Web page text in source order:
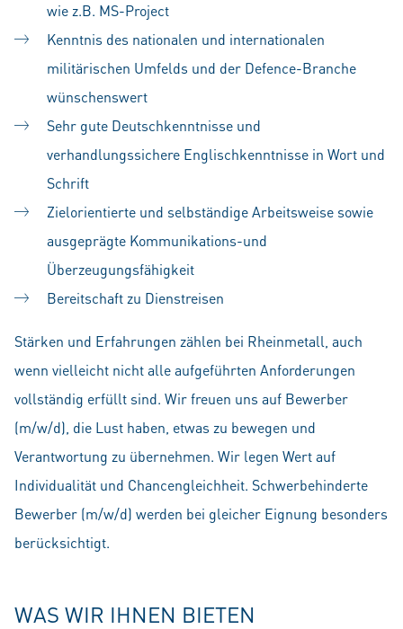
wie z.B. MS-Project
Kenntnis des nationalen und internationalen
militärischen Umfelds und der Defence-Branche
wünschenswert
Sehr gute Deutschkenntnisse und
verhandlungssichere Englischkenntnisse in Wort und
Schrift
Zielorientierte und selbständige Arbeitsweise sowie
ausgeprägte Kommunikations-und
Überzeugungsfähigkeit
Bereitschaft zu Dienstreisen
Stärken und Erfahrungen zählen bei Rheinmetall, auch
wenn vielleicht nicht alle aufgeführten Anforderungen
vollständig erfüllt sind. Wir freuen uns auf Bewerber
(m/w/d), die Lust haben, etwas zu bewegen und
Verantwortung zu übernehmen. Wir legen Wert auf
Individualität und Chancengleichheit. Schwerbehinderte
Bewerber (m/w/d) werden bei gleicher Eignung besonders
berücksichtigt.
WAS WIR IHNEN BIETEN